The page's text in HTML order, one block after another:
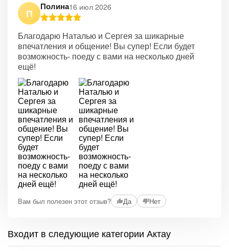
П
Полина16 июл 2026
Благодарю Наталью и Сергея за шикарные
впечатления и общение! Вы супер! Если будет
возможность- поеду с вами на несколько дней
ещё!
Вам был полезен этот отзыв? Да Нет
Входит в следующие категории Актау